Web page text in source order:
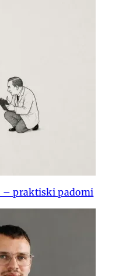
– praktiski padomi